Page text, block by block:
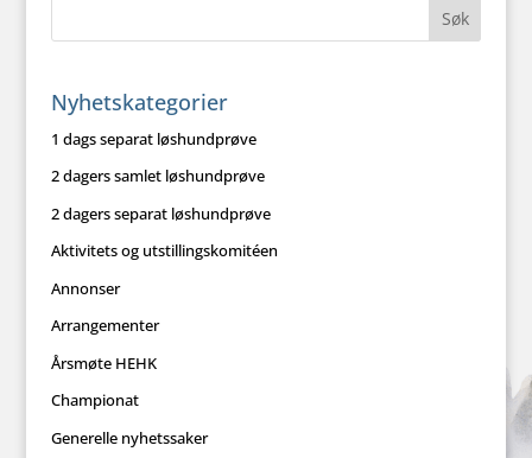
Nyhetskategorier
1 dags separat løshundprøve
2 dagers samlet løshundprøve
2 dagers separat løshundprøve
Aktivitets og utstillingskomitéen
Annonser
Arrangementer
Årsmøte HEHK
Championat
Generelle nyhetssaker